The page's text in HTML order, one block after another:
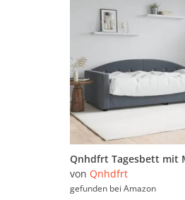
von Qnhdfrt
gefunden bei Amazon